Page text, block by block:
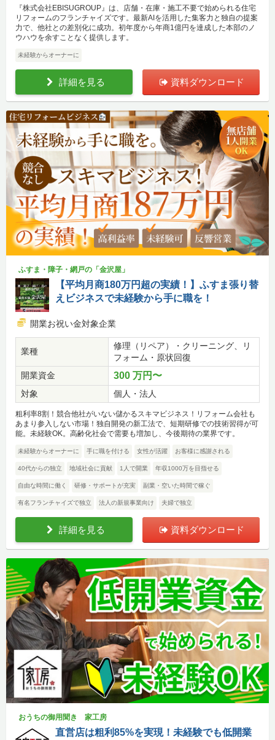
『株式会社EBISUGROUP』は、店舗・在庫・施工不要で始められる住宅
リフォームのフランチャイズです。最新AIを活用した集客力と独自の提案
力で、他社との差別化に成功。初年度から年商1億円を達成した本部のノ
ウハウを余すことなく提供します。
未経験からオーナーに
詳細を見る 資料ダウンロード
ふすま・障子・網戸の「金沢屋」
【平均月商180万円超の実績！】ふすま張り替
えビジネスで未経験から手に職を！
開業お祝い金対象企業
業種
修理（リペア）・クリーニング、リ
フォーム・原状回復
開業資金
300 万円〜
対象 個人・法人
粗利率8割！競合他社がいない儲かるスキマビジネス！リフォーム会社も
あまり参入しない市場！独自開発の新工法で、短期研修での技術習得が可
能。未経験OK。高齢化社会で需要も増加し、今後期待の業界です。
未経験からオーナーに 手に職を付ける 女性が活躍 お客様に感謝される
40代からの独立 地域社会に貢献 1人で開業 年収1000万を目指せる
自由な時間に働く 研修・サポートが充実 副業・空いた時間で稼ぐ
有名フランチャイズで独立 法人の新規事業向け 夫婦で独立
詳細を見る 資料ダウンロード
おうちの御用聞き 家工房
直営店は粗利85%を実現！未経験でも低開業